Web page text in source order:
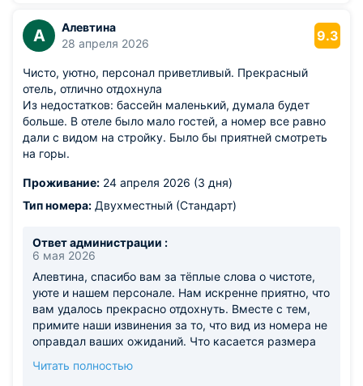
стали расслабляющим ритуалом. Стабильный Wi-Fi
и продуманная кухня - важные для нас критерии, и
приятно узнать, что они соответствуют вашим
ожиданиям. Антон, ждем вас снова в отеле «Alean
Select Pino». С наилучшими пожеланиями, команда
отеля «Alean Select Pino»
А
Алевтина
28 апреля 2026
9.3
Чисто, уютно, персонал приветливый. Прекрасный
отель, отлично отдохнула
Из недостатков: бассейн маленький, думала будет
больше. В отеле было мало гостей, а номер все равно
дали с видом на стройку. Было бы приятней смотреть
на горы.
Проживание: 24 апреля 2026 (3 дня)
Тип номера: Двухместный (Стандарт)
Ответ администрации :
6 мая 2026
Алевтина, спасибо вам за тёплые слова о чистоте,
уюте и нашем персонале. Нам искренне приятно, что
вам удалось прекрасно отдохнуть. Вместе с тем,
примите наши извинения за то, что вид из номера не
оправдал ваших ожиданий. Что касается размера
невозможно, но мы уже думаем над тем, как
Читать полностью